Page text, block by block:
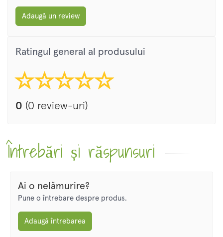
Adaugă un review
Ratingul general al produsului
0 (0 review-uri)
Întrebări și răspunsuri
Ai o nelămurire?
Pune o întrebare despre produs.
Adaugă întrebarea